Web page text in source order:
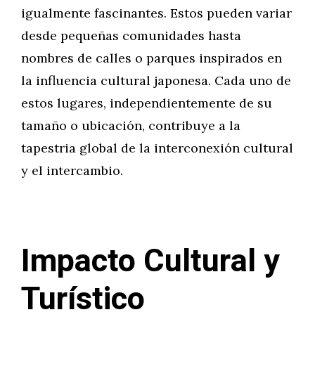
igualmente fascinantes. Estos pueden variar
desde pequeñas comunidades hasta
nombres de calles o parques inspirados en
la influencia cultural japonesa. Cada uno de
estos lugares, independientemente de su
tamaño o ubicación, contribuye a la
tapestria global de la interconexión cultural
y el intercambio.
Impacto Cultural y
Turístico